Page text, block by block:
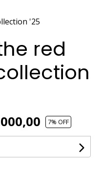
'25
red
7% OFF